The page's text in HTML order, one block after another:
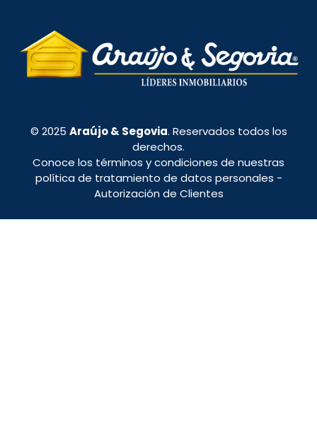
© 2025 Araújo & Segovia. Reservados todos los
derechos.
Conoce los términos y condiciones de nuestras
política de tratamiento de datos personales -
Autorización de Clientes